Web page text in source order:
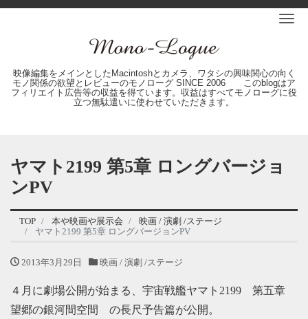
映像編集をメインとしたMacintoshとカメラ、ワタシの興味関心の向く
モノ関係の欲望とレビューのモノローグ SINCE 2006 このblogはア
フィリエイト広告等の収益を得ています。収益はすべてモノローグに役
立つ無駄遣いに使わせていただきます。
ヤマト2199 第5章 ロングバージョ
ンPV
TOP 本や映画や展示会
映画 / 演劇 /ステージ
ヤマト2199 第5章 ロングバージョンPV
2013年3月29日 映画 / 演劇 /ステージ
４月に劇場公開が始まる、宇宙戦艦ヤマト2199 第五章
望郷の銀河間空間 の長尺予告篇が公開。